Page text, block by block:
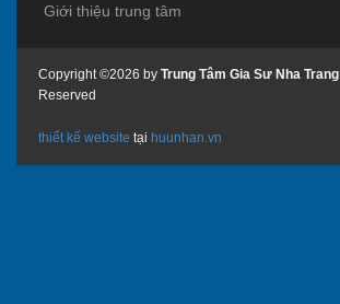
Giới thiệu trung tâm
Copyright ©2026 by Trung Tâm Gia Sư Nha Trang
Reserved
thiết kế website tại huunhan.vn